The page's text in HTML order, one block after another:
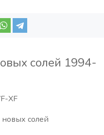
солей 1994-
XF
новых солей